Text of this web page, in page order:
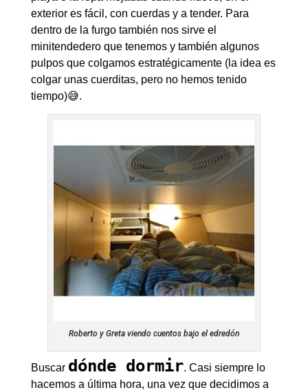
exterior es fácil, con cuerdas y a tender. Para
dentro de la furgo también nos sirve el
minitendedero que tenemos y también algunos
pulpos que colgamos estratégicamente (la idea es
colgar unas cuerditas, pero no hemos tenido
tiempo)😅.
Roberto y Greta viendo cuentos bajo el edredón
Buscar dónde dormir. Casi siempre lo
hacemos a última hora, una vez que decidimos a